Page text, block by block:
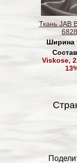
Ткань JAB
Ширина
Viskose,